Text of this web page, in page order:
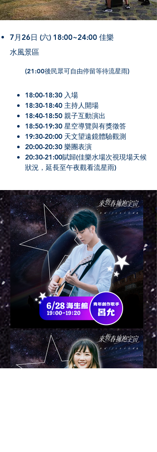
7月26日 (六) 18:00~24:00 佳樂
水風景區
(21:00後民眾可自由停留等待流星雨)
18:00-18:30 入場
18:30-18:40 主持人開場
18:40-18:50 親子互動演出
18:50-19:30 星空導覽與有獎徵答
19:30-20:00 天文望遠鏡體驗觀測
20:00-20:30 樂團表演
20:30-21:00賦歸(佳樂水場次視現場天候
狀況，延長至午夜觀看流星雨)